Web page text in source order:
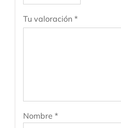
Tu valoración *
Nombre *